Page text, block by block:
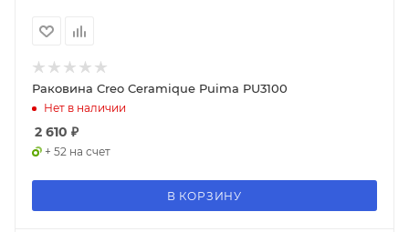
Раковина Creo Ceramique Puima PU3100
Нет в наличии
2 610 ₽
+ 52 на счет
В КОРЗИНУ